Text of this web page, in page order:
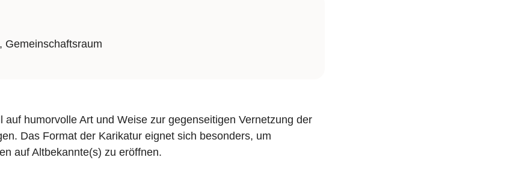
Gemeinschaftsraum
auf humorvolle Art und Weise zur gegenseitigen Vernetzung der
Das Format der Karikatur eignet sich besonders, um
auf Altbekannte(s) zu eröffnen.